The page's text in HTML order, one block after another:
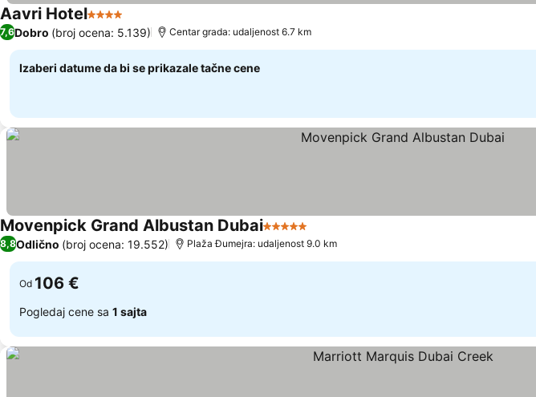
Aavri Hotel4 Zvezdice
7,6Dobro (broj ocena: 5.139) Centar grada: udaljenost 6.7 km
Izaberi datume da bi se prikazale tačne cene
Movenpick Grand Albustan Dubai5 Zvezdice
8,8Odlično (broj ocena: 19.552) Plaža Đumejra: udaljenost 9.0 km
Od 106 €
Pogledaj cene sa 1 sajta